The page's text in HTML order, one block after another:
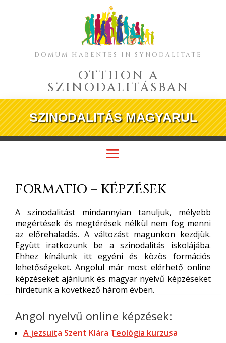
DOMUM HABENTES IN SYNODALITATE
OTTHON A
SZINODALITÁSBAN
SZINODALITÁS MAGYARUL
FORMATIO – KÉPZÉSEK
A szinodalitást mindannyian tanuljuk, mélyebb
megértések és megtérések nélkül nem fog menni
az előrehaladás. A változást magunkon kezdjük.
Együtt iratkozunk be a szinodalitás iskolájába.
Ehhez kínálunk itt egyéni és közös formációs
lehetőségeket. Angolul már most elérhető online
képzéseket ajánlunk és magyar nyelvű képzéseket
hirdetünk a következő három évben.
Angol nyelvű online képzések:
A jezsuita Szent Klára Teológia kurzusa